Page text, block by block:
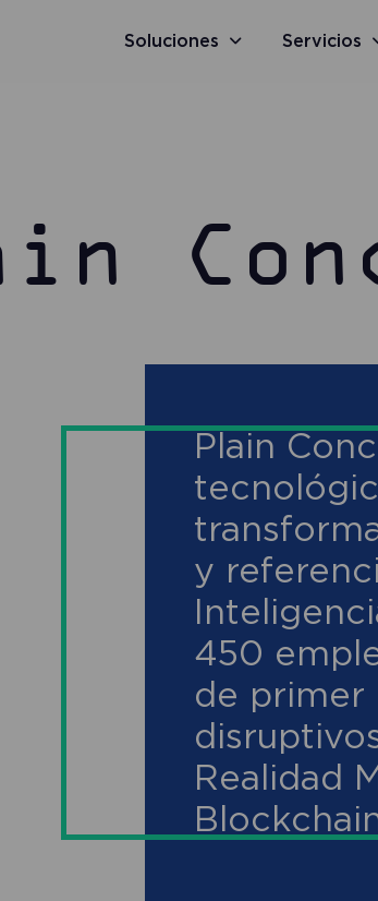
Soluciones Servicios
Plain
y
450
de primer
Realidad